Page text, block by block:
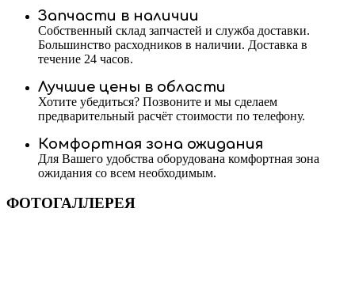
Запчасти в наличии
Собственный склад запчастей и служба доставки.
Большинство расходников в наличии. Доставка в
течение 24 часов.
Лучшие цены в области
Хотите убедиться? Позвоните и мы сделаем
предварительный расчёт стоимости по телефону.
Комфортная зона ожидания
Для Вашего удобства оборудована комфортная зона
ожидания со всем необходимым.
ФОТОГАЛЛЕРЕЯ